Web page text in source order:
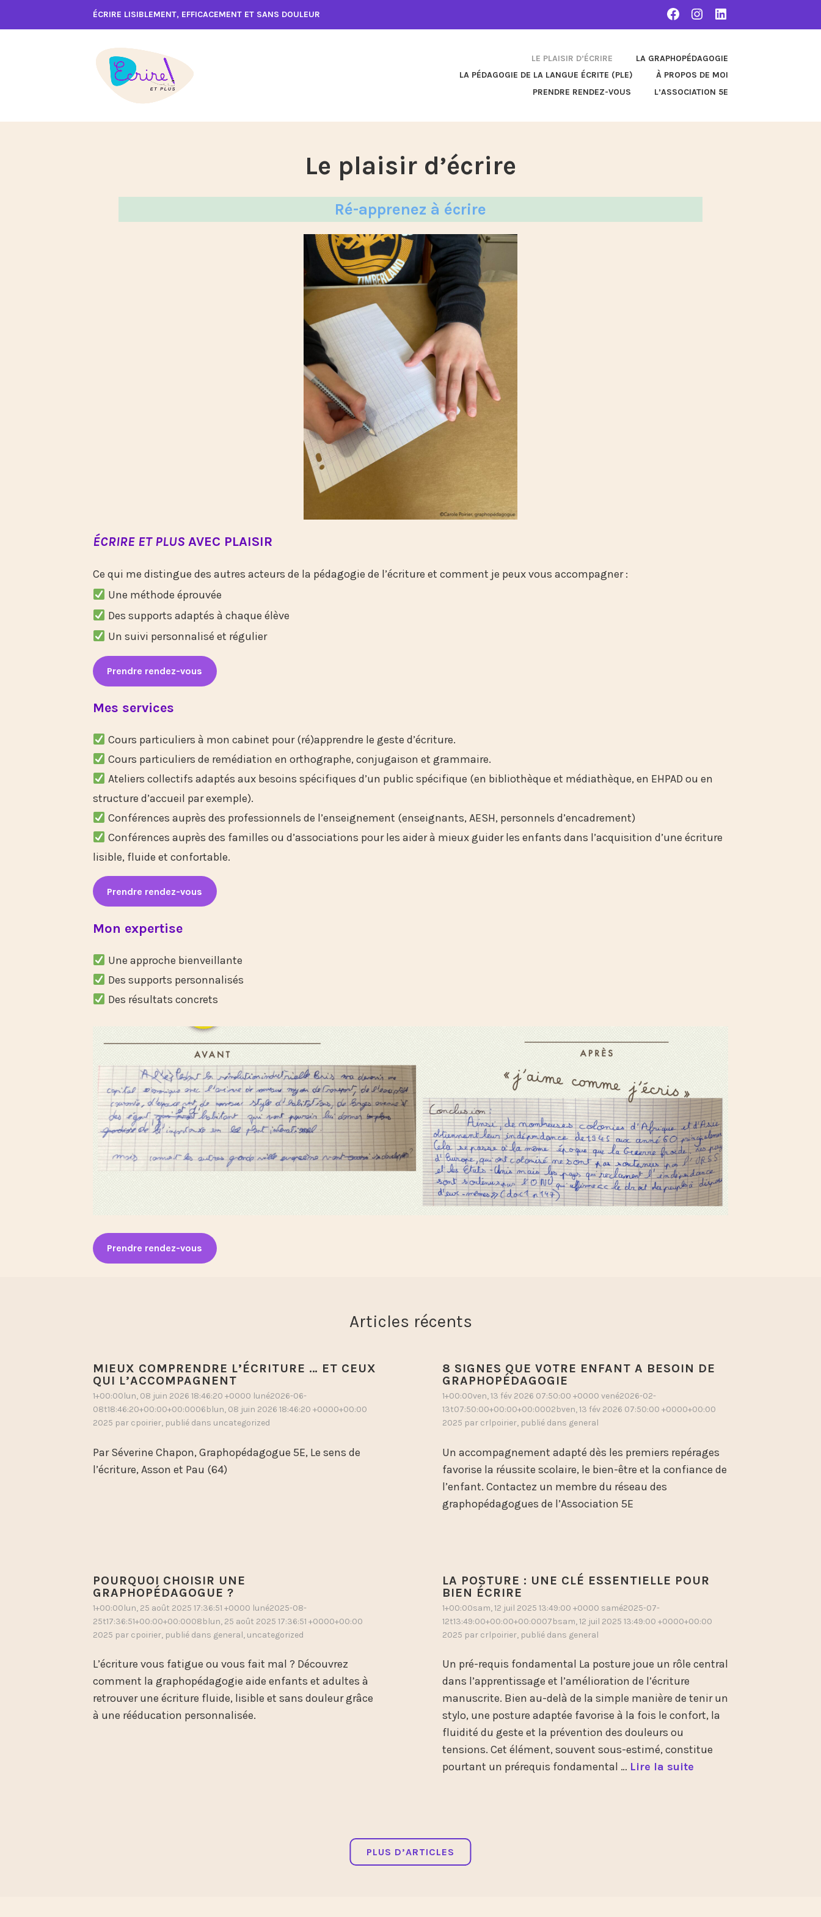
ÉCRIRE LISIBLEMENT, EFFICACEMENT ET SANS DOULEUR FACEBOOKINSTAGRAM
LINKEDIN
LE PLAISIR D’ÉCRIRE
LA GRAPHOPÉDAGOGIE
LA PÉDAGOGIE DE LA LANGUE ÉCRITE (PLE)
À PROPOS DE MOI
PRENDRE RENDEZ-VOUS
L’ASSOCIATION 5E
Le plaisir d’écrire
Ré-apprenez à écrire
ÉCRIRE ET PLUS AVEC PLAISIR
Ce qui me distingue des autres acteurs de la pédagogie de l’écriture et comment je peux vous accompagner :
Une méthode éprouvée
Des supports adaptés à chaque élève
Un suivi personnalisé et régulier
Prendre rendez-vous
Mes services
Cours particuliers à mon cabinet pour (ré)apprendre le geste d’écriture.
Cours particuliers de remédiation en orthographe, conjugaison et grammaire.
Ateliers collectifs adaptés aux besoins spécifiques d’un public spécifique (en bibliothèque et médiathèque, en EHPAD ou en
structure d’accueil par exemple).
Conférences auprès des professionnels de l’enseignement (enseignants, AESH, personnels d’encadrement)
Conférences auprès des familles ou d’associations pour les aider à mieux guider les enfants dans l’acquisition d’une écriture
lisible, fluide et confortable.
Prendre rendez-vous
Mon expertise
Une approche bienveillante
Des supports personnalisés
Des résultats concrets
Prendre rendez-vous
Articles récents
MIEUX COMPRENDRE L’ÉCRITURE … ET CEUX
QUI L’ACCOMPAGNENT
1+00:00lun, 08 juin 2026 18:46:20 +0000 luné2026-06-
08t18:46:20+00:00+00:0006blun, 08 juin 2026 18:46:20 +0000+00:00
2025 par cpoirier, publié dans uncategorized
Par Séverine Chapon, Graphopédagogue 5E, Le sens de
l’écriture, Asson et Pau (64)
8 SIGNES QUE VOTRE ENFANT A BESOIN DE
GRAPHOPÉDAGOGIE
1+00:00ven, 13 fév 2026 07:50:00 +0000 vené2026-02-
13t07:50:00+00:00+00:0002bven, 13 fév 2026 07:50:00 +0000+00:00
2025 par crlpoirier, publié dans general
Un accompagnement adapté dès les premiers repérages
favorise la réussite scolaire, le bien-être et la confiance de
l’enfant. Contactez un membre du réseau des
graphopédagogues de l’Association 5E
POURQUOI CHOISIR UNE
GRAPHOPÉDAGOGUE ?
1+00:00lun, 25 août 2025 17:36:51 +0000 luné2025-08-
25t17:36:51+00:00+00:0008blun, 25 août 2025 17:36:51 +0000+00:00
2025 par cpoirier, publié dans general, uncategorized
L’écriture vous fatigue ou vous fait mal ? Découvrez
comment la graphopédagogie aide enfants et adultes à
retrouver une écriture fluide, lisible et sans douleur grâce
à une rééducation personnalisée.
LA POSTURE : UNE CLÉ ESSENTIELLE POUR
BIEN ÉCRIRE
1+00:00sam, 12 juil 2025 13:49:00 +0000 samé2025-07-
12t13:49:00+00:00+00:0007bsam, 12 juil 2025 13:49:00 +0000+00:00
2025 par crlpoirier, publié dans general
Un pré-requis fondamental La posture joue un rôle central
dans l’apprentissage et l’amélioration de l’écriture
manuscrite. Bien au-delà de la simple manière de tenir un
stylo, une posture adaptée favorise à la fois le confort, la
fluidité du geste et la prévention des douleurs ou
tensions. Cet élément, souvent sous-estimé, constitue
pourtant un prérequis fondamental … Lire la suite
PLUS D’ARTICLES